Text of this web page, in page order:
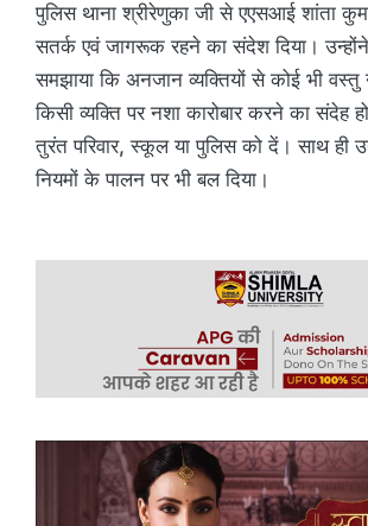
पुलिस थाना श्रीरेणुका जी से एएसआई शांता कुमार
सतर्क एवं जागरूक रहने का संदेश दिया।
समझाया कि अनजान व्यक्तियों से कोई भी
किसी व्यक्ति पर नशा कारोबार करने का संदेह
तुरंत परिवार, स्कूल या पुलिस को दें। साथ ही
नियमों के पालन पर भी बल दिया।